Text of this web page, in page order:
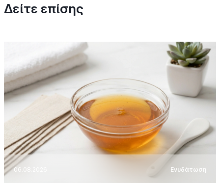
Δείτε επίσης
06.08.2026 Ενυδάτωση